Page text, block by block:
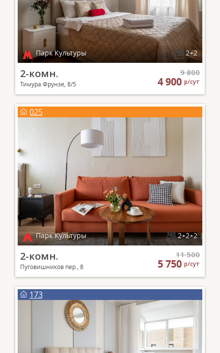
Парк Культуры 2+2
2-комн.
Тимура Фрунзе, 8/5
9 800
4 900р/сут
025
Парк Культуры 2+2+2
2-комн.
Пуговишников пер., 8
11 500
5 750р/сут
173